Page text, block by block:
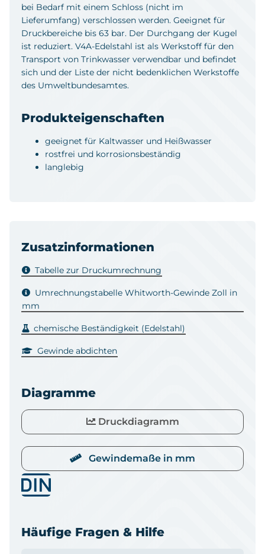
bei Bedarf mit einem Schloss (nicht im
Lieferumfang) verschlossen werden. Geeignet für
Druckbereiche bis 63 bar. Der Durchgang der Kugel
ist reduziert. V4A-Edelstahl ist als Werkstoff für den
Transport von Trinkwasser verwendbar und befindet
sich und der Liste der nicht bedenklichen Werkstoffe
des Umweltbundesamtes.
Produkteigenschaften
geeignet für Kaltwasser und Heißwasser
rostfrei und korrosionsbeständig
langlebig
Zusatzinformationen
Tabelle zur Druckumrechnung
Umrechnungstabelle Whitworth-Gewinde Zoll in
mm
chemische Beständigkeit (Edelstahl)
Gewinde abdichten
Diagramme
Druckdiagramm
Gewindemaße in mm
Häufige Fragen & Hilfe